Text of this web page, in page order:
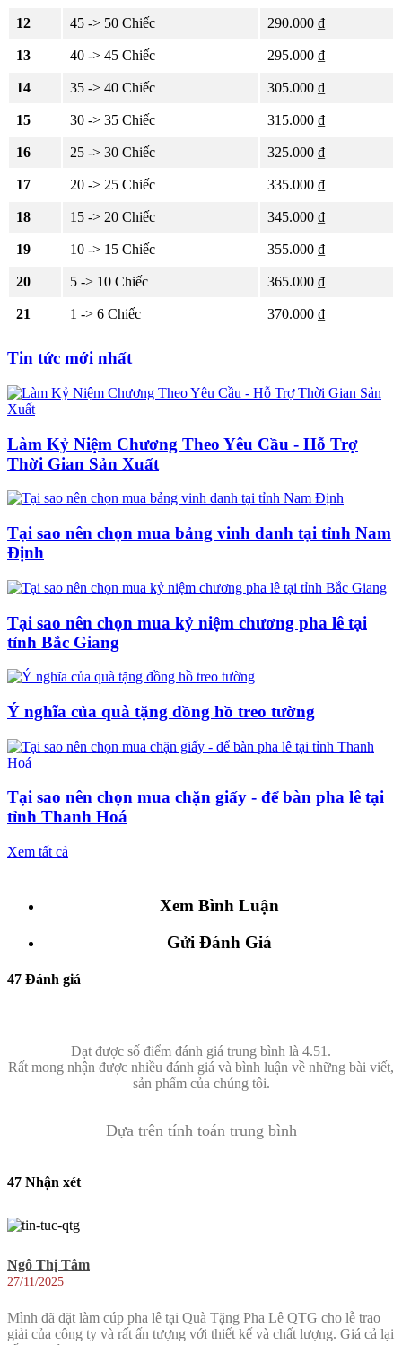
12 45 -> 50 Chiếc 290.000 ₫
13 40 -> 45 Chiếc 295.000 ₫
14 35 -> 40 Chiếc 305.000 ₫
15 30 -> 35 Chiếc 315.000 ₫
16 25 -> 30 Chiếc 325.000 ₫
17 20 -> 25 Chiếc 335.000 ₫
18 15 -> 20 Chiếc 345.000 ₫
19 10 -> 15 Chiếc 355.000 ₫
20 5 -> 10 Chiếc 365.000 ₫
21 1 -> 6 Chiếc 370.000 ₫
Tin tức mới nhất
Làm Kỷ Niệm Chương Theo Yêu Cầu - Hỗ Trợ
Thời Gian Sản Xuất
Tại sao nên chọn mua bảng vinh danh tại tỉnh Nam
Định
Tại sao nên chọn mua kỷ niệm chương pha lê tại
tỉnh Bắc Giang
Ý nghĩa của quà tặng đồng hồ treo tường
Tại sao nên chọn mua chặn giấy - để bàn pha lê tại
tỉnh Thanh Hoá
Xem tất cả
Xem Bình Luận
Gửi Đánh Giá
47 Đánh giá
Đạt được số điểm đánh giá trung bình là 4.51.
Rất mong nhận được nhiều đánh giá và bình luận về những bài viết,
sản phẩm của chúng tôi.
Dựa trên tính toán trung bình
47 Nhận xét
Ngô Thị Tâm
27/11/2025
Mình đã đặt làm cúp pha lê tại Quà Tặng Pha Lê QTG cho lễ trao
giải của công ty và rất ấn tượng với thiết kế và chất lượng. Giá cả lại